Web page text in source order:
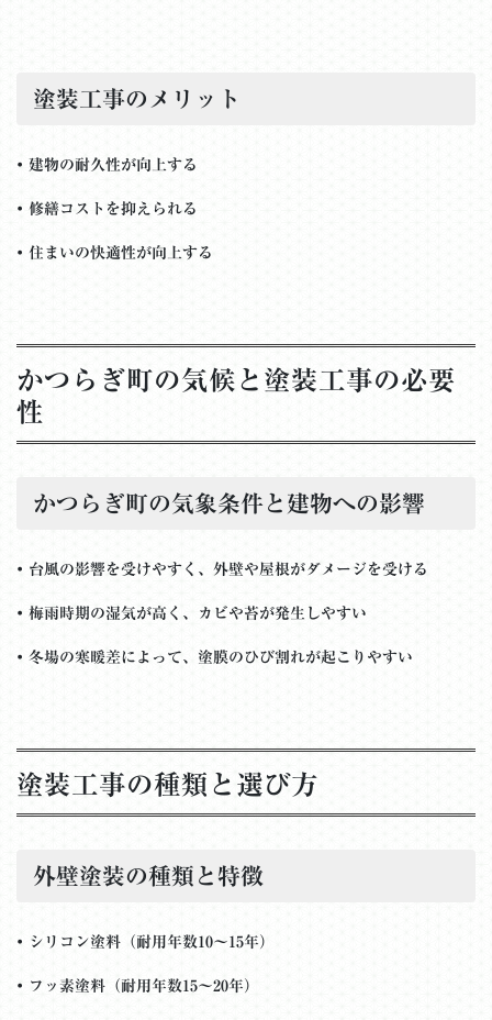
塗装工事のメリット
• 建物の耐久性が向上する
• 修繕コストを抑えられる
• 住まいの快適性が向上する
かつらぎ町の気候と塗装工事の必要
性
かつらぎ町の気象条件と建物への影響
• 台風の影響を受けやすく、外壁や屋根がダメージを受ける
• 梅雨時期の湿気が高く、カビや苔が発生しやすい
• 冬場の寒暖差によって、塗膜のひび割れが起こりやすい
塗装工事の種類と選び方
外壁塗装の種類と特徴
• シリコン塗料（耐用年数10～15年）
• フッ素塗料（耐用年数15～20年）